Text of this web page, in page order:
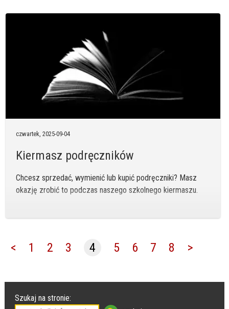
czwartek,2025-09-04
Kiermasz podręczników
Chcesz sprzedać, wymienić lub kupić podręczniki? Masz
okazję zrobić to podczas naszego szkolnego kiermaszu.
< 1 2 3 4 5 6 7 8 >
Szukaj na stronie: